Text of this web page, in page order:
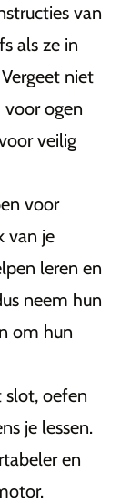
van
als ze in
niet
ogen
veilig
voor
van je
leren en
neem hun
om hun
slot, oefen
je lessen.
en